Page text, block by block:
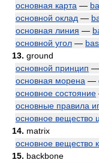
основная карта —
основной оклад —
основная линия —
основной угол —
13. ground
основной принцип —
основная морена —
основное состояние
основные правила
основное вещество
14. matrix
основное вещество
15. backbone